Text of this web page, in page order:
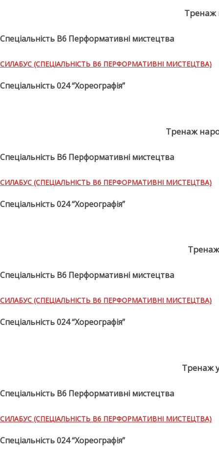
Тренаж
Спеціальність В6 Перформативні мистецтва
СИЛАБУС (СПЕЦІАЛЬНІСТЬ В6 ПЕРФОРМАТИВНІ МИСТЕЦТВА)
Спеціальність 024 “Хореографія”
Тренаж
Спеціальність В6 Перформативні мистецтва
СИЛАБУС (СПЕЦІАЛЬНІСТЬ В6 ПЕРФОРМАТИВНІ МИСТЕЦТВА)
Спеціальність 024 “Хореографія”
Спеціальність В6 Перформативні мистецтва
СИЛАБУС (СПЕЦІАЛЬНІСТЬ В6 ПЕРФОРМАТИВНІ МИСТЕЦТВА)
Спеціальність 024 “Хореографія”
Тренаж
Спеціальність В6 Перформативні мистецтва
СИЛАБУС (СПЕЦІАЛЬНІСТЬ В6 ПЕРФОРМАТИВНІ МИСТЕЦТВА)
Спеціальність 024 “Хореографія”